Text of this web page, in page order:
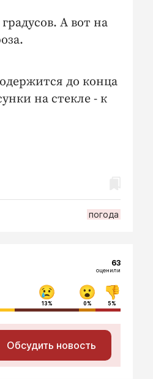
А вот на
до конца
на стекле - к
погода
63
оценили
13% 0% 5%
Обсудить новость